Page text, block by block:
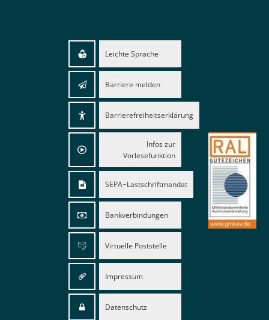
Leichte Sprache
Barriere melden
Barrierefreiheitserklärung
Infos zur
Vorlesefunktion
SEPA−Lastschriftmandat
Bankverbindungen
Virtuelle Poststelle
Impressum
Datenschutz